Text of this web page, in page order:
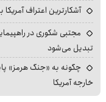
آشکارترین اعتراف
مجتبی شکوری در
تبدیل می‌شود
چگونه به «جنگ هرمز»
خارجه آمریکا